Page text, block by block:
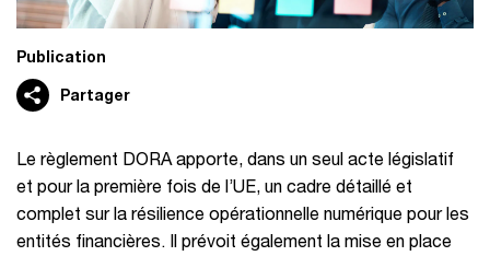
Publication
Partager
Le règlement DORA apporte, dans un seul acte législatif
et pour la première fois de l’UE, un cadre détaillé et
complet sur la résilience opérationnelle numérique pour les
entités financières. Il prévoit également la mise en place